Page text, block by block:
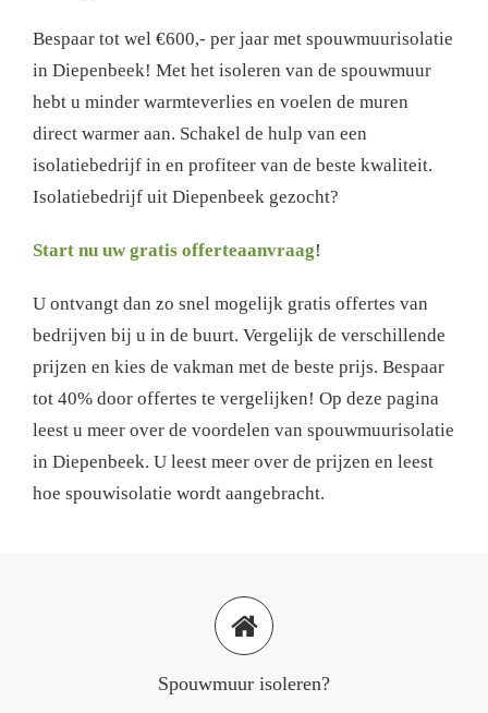
Bespaar tot wel €600,- per jaar met spouwmuurisolatie
in Diepenbeek! Met het isoleren van de spouwmuur
hebt u minder warmteverlies en voelen de muren
direct warmer aan. Schakel de hulp van een
isolatiebedrijf in en profiteer van de beste kwaliteit.
Isolatiebedrijf uit Diepenbeek gezocht?
Start nu uw gratis offerteaanvraag!
U ontvangt dan zo snel mogelijk gratis offertes van
bedrijven bij u in de buurt. Vergelijk de verschillende
prijzen en kies de vakman met de beste prijs. Bespaar
tot 40% door offertes te vergelijken! Op deze pagina
leest u meer over de voordelen van spouwmuurisolatie
in Diepenbeek. U leest meer over de prijzen en leest
hoe spouwisolatie wordt aangebracht.
Spouwmuur isoleren?